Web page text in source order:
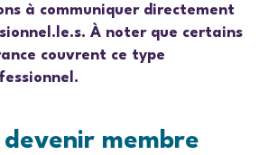
à communiquer directement
À noter que certains
couvrent ce type
membre